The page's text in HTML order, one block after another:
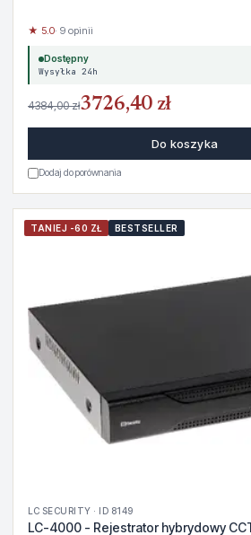
★ 5.0· 9 opinii
Dostępny
Wysyłka 24h
4384,00 zł3726,40 zł
Do koszyka
Dodaj do porównania
TANIEJ -60 ZŁ BESTSELLER
LC SECURITY · ID 8149
LC-4000 - Rejestrator hybrydowy